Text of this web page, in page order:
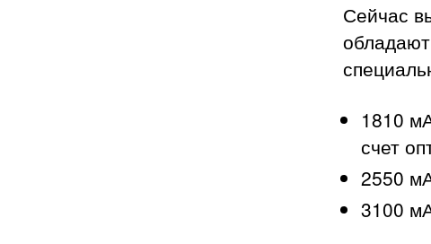
Сейчас
1810
счет
2550
3100